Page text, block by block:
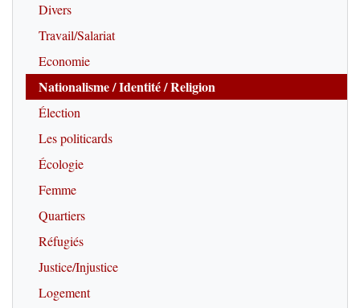
Divers
Travail/Salariat
Economie
Nationalisme / Identité / Religion
Élection
Les politicards
Écologie
Femme
Quartiers
Réfugiés
Justice/Injustice
Logement